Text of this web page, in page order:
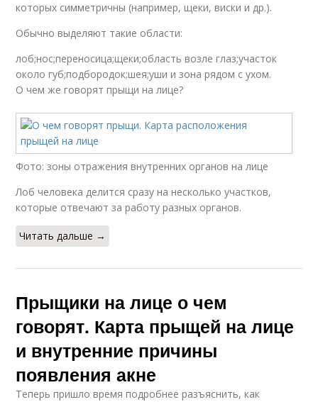
которых симметричны (например, щеки, виски и др.).
Обычно выделяют такие области:
лоб;нос;переносица;щеки;область возле глаз;участок
около губ;подбородок;шея;уши и зона рядом с ухом.
О чем же говорят прыщи на лице?
Фото: зоны отражения внутренних органов на лице
Лоб человека делится сразу на несколько участков,
которые отвечают за работу разных органов.
Читать дальше →
Прыщики на лице о чем
говорят. Карта прыщей на лице
и внутренние причины
появления акне
Теперь пришло время подробнее разъяснить, как